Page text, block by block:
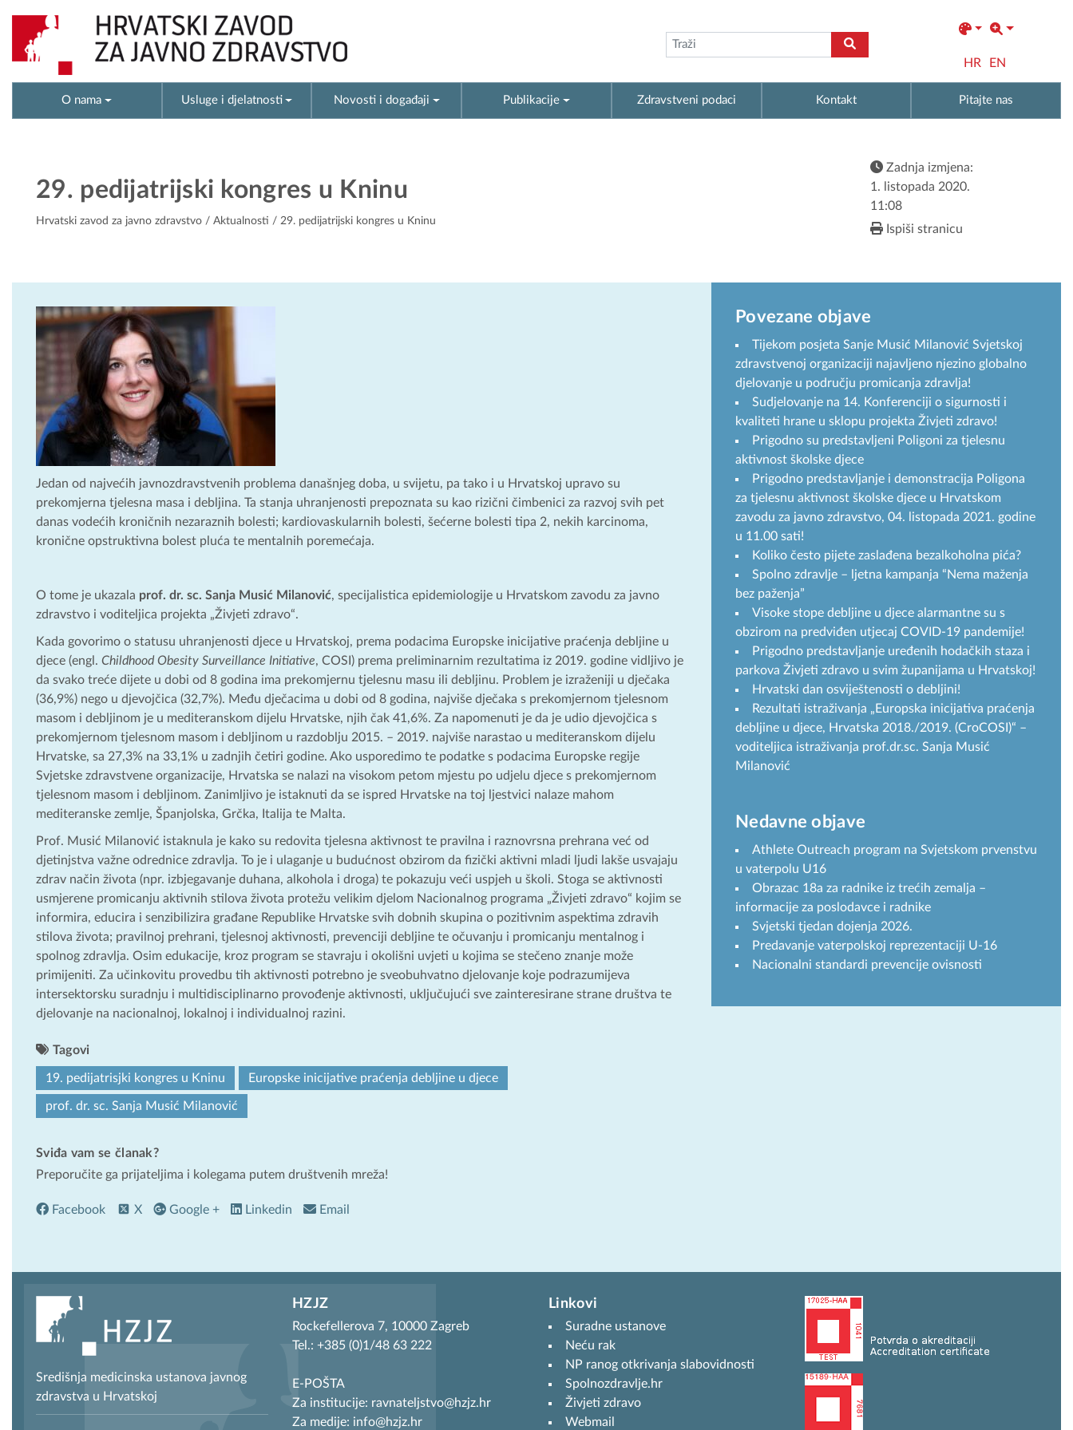
HR EN
O nama Usluge i djelatnosti Novosti i događaji Publikacije Zdravstveni podaci Kontakt Pitajte nas
29. pedijatrijski kongres u Kninu
Hrvatski zavod za javno zdravstvo / Aktualnosti / 29. pedijatrijski kongres u Kninu
Zadnja izmjena:
1. listopada 2020.
11:08
Ispiši stranicu
Jedan od najvećih javnozdravstvenih problema današnjeg doba, u svijetu, pa tako i u Hrvatskoj upravo su
prekomjerna tjelesna masa i debljina. Ta stanja uhranjenosti prepoznata su kao rizični čimbenici za razvoj svih pet
danas vodećih kroničnih nezaraznih bolesti; kardiovaskularnih bolesti, šećerne bolesti tipa 2, nekih karcinoma,
kronične opstruktivna bolest pluća te mentalnih poremećaja.
O tome je ukazala prof. dr. sc. Sanja Musić Milanović, specijalistica epidemiologije u Hrvatskom zavodu za javno
zdravstvo i voditeljica projekta „Živjeti zdravo“.
Kada govorimo o statusu uhranjenosti djece u Hrvatskoj, prema podacima Europske inicijative praćenja debljine u
djece (engl. Childhood Obesity Surveillance Initiative, COSI) prema preliminarnim rezultatima iz 2019. godine vidljivo je
da svako treće dijete u dobi od 8 godina ima prekomjernu tjelesnu masu ili debljinu. Problem je izraženiji u dječaka
(36,9%) nego u djevojčica (32,7%). Među dječacima u dobi od 8 godina, najviše dječaka s prekomjernom tjelesnom
masom i debljinom je u mediteranskom dijelu Hrvatske, njih čak 41,6%. Za napomenuti je da je udio djevojčica s
prekomjernom tjelesnom masom i debljinom u razdoblju 2015. – 2019. najviše narastao u mediteranskom dijelu
Hrvatske, sa 27,3% na 33,1% u zadnjih četiri godine. Ako usporedimo te podatke s podacima Europske regije
Svjetske zdravstvene organizacije, Hrvatska se nalazi na visokom petom mjestu po udjelu djece s prekomjernom
tjelesnom masom i debljinom. Zanimljivo je istaknuti da se ispred Hrvatske na toj ljestvici nalaze mahom
mediteranske zemlje, Španjolska, Grčka, Italija te Malta.
Prof. Musić Milanović istaknula je kako su redovita tjelesna aktivnost te pravilna i raznovrsna prehrana već od
djetinjstva važne odrednice zdravlja. To je i ulaganje u budućnost obzirom da fizički aktivni mladi ljudi lakše usvajaju
zdrav način života (npr. izbjegavanje duhana, alkohola i droga) te pokazuju veći uspjeh u školi. Stoga se aktivnosti
usmjerene promicanju aktivnih stilova života protežu velikim djelom Nacionalnog programa „Živjeti zdravo“ kojim se
informira, educira i senzibilizira građane Republike Hrvatske svih dobnih skupina o pozitivnim aspektima zdravih
stilova života; pravilnoj prehrani, tjelesnoj aktivnosti, prevenciji debljine te očuvanju i promicanju mentalnog i
spolnog zdravlja. Osim edukacije, kroz program se stavraju i okolišni uvjeti u kojima se stečeno znanje može
primijeniti. Za učinkovitu provedbu tih aktivnosti potrebno je sveobuhvatno djelovanje koje podrazumijeva
intersektorsku suradnju i multidisciplinarno provođenje aktivnosti, uključujući sve zainteresirane strane društva te
djelovanje na nacionalnoj, lokalnoj i individualnoj razini.
Tagovi
19. pedijatrisjki kongres u Kninu Europske inicijative praćenja debljine u djece
prof. dr. sc. Sanja Musić Milanović
Sviđa vam se članak?
Preporučite ga prijateljima i kolegama putem društvenih mreža!
Facebook X Google + Linkedin Email
Povezane objave
Tijekom posjeta Sanje Musić Milanović Svjetskoj
zdravstvenoj organizaciji najavljeno njezino globalno
djelovanje u području promicanja zdravlja!
Sudjelovanje na 14. Konferenciji o sigurnosti i
kvaliteti hrane u sklopu projekta Živjeti zdravo!
Prigodno su predstavljeni Poligoni za tjelesnu
aktivnost školske djece
Prigodno predstavljanje i demonstracija Poligona
za tjelesnu aktivnost školske djece u Hrvatskom
zavodu za javno zdravstvo, 04. listopada 2021. godine
u 11.00 sati!
Koliko često pijete zaslađena bezalkoholna pića?
Spolno zdravlje – ljetna kampanja “Nema maženja
bez paženja”
Visoke stope debljine u djece alarmantne su s
obzirom na predviđen utjecaj COVID-19 pandemije!
Prigodno predstavljanje uređenih hodačkih staza i
parkova Živjeti zdravo u svim županijama u Hrvatskoj!
Hrvatski dan osviještenosti o debljini!
Rezultati istraživanja „Europska inicijativa praćenja
debljine u djece, Hrvatska 2018./2019. (CroCOSI)“ –
voditeljica istraživanja prof.dr.sc. Sanja Musić
Milanović
Nedavne objave
Athlete Outreach program na Svjetskom prvenstvu
u vaterpolu U16
Obrazac 18a za radnike iz trećih zemalja –
informacije za poslodavce i radnike
Svjetski tjedan dojenja 2026.
Predavanje vaterpolskoj reprezentaciji U-16
Nacionalni standardi prevencije ovisnosti
Središnja medicinska ustanova javnog
zdravstva u Hrvatskoj
HZJZ
Rockefellerova 7, 10000 Zagreb
Tel.: +385 (0)1/48 63 222
E-POŠTA
Za institucije: ravnateljstvo@hzjz.hr
Za medije: info@hzjz.hr
Linkovi
Suradne ustanove
Neću rak
NP ranog otkrivanja slabovidnosti
Spolnozdravlje.hr
Živjeti zdravo
Webmail